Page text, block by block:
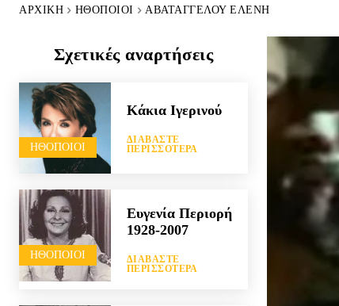
ΑΡΧΙΚΉ HΘΟΠΟΙΟΊ ΑΒΑΤΑΓΓΈΛΟΥ ΕΛΈΝΗ
Σχετικές αναρτήσεις
HΘΟΠΟΙΟΊ
Κάκια Ιγερινού
ΔΙΑΒΆΣΤΕ
ΠΕΡΙΣΣΌΤΕΡΑ
HΘΟΠΟΙΟΊ
Ευγενία Περιορή
1928-2007
ΔΙΑΒΆΣΤΕ
ΠΕΡΙΣΣΌΤΕΡΑ